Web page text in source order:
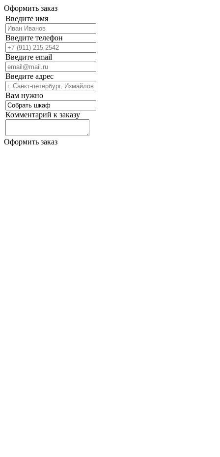
Оформить заказ
Введите имя
Введите телефон
Введите email
Введите адрес
Вам нужно
Комментарий к заказу
Оформить заказ